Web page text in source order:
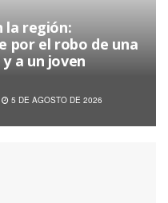
la región:
por el robo de una
a un joven
5 DE AGOSTO DE 2026